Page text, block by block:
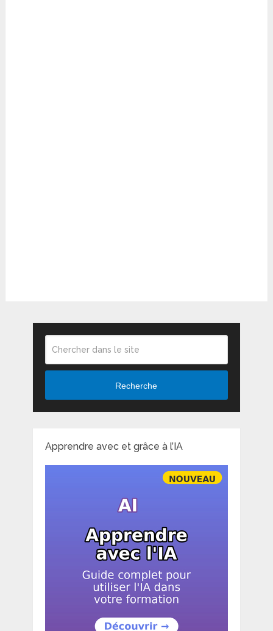
Recherche
Apprendre avec et grâce à l’IA